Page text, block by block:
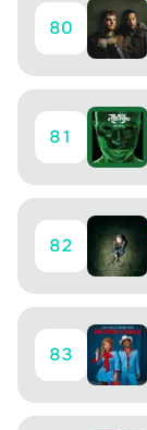
80
81
82
83